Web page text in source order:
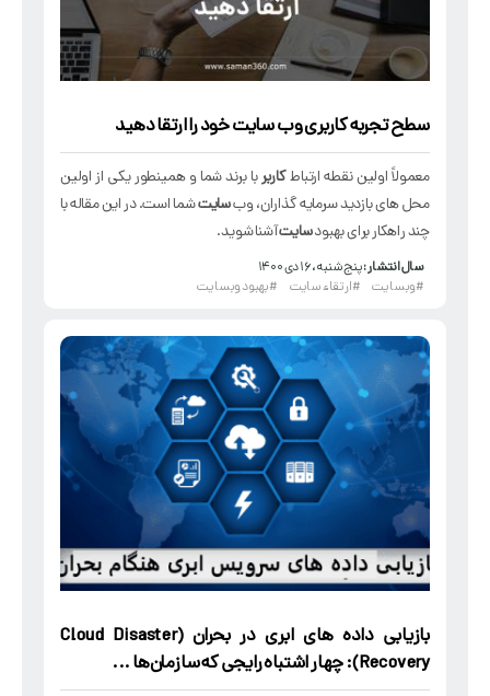
سطح تجربه کاربری وبسایتخود را ارتقا دهید
معمولاً اولین نقطه ارتباطکاربربا برند شما و همینطور یکی از اولین
محل های بازدید سرمایه گذاران، وبسایتشما است. در این مقاله با
چند راهکار برای بهبودسایتآشنا شوید.
سال انتشار :پنج شنبه، ۱۶ دی ۱۴۰۰
#وبسایت
#ارتقاء سایت #بهبود وبسایت
بازیابی داده های ابری دربحران (Cloud Disaster
Recovery): چهار اشتباه رایجی که سازمان‌ها ...